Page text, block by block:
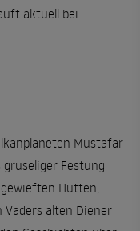
aktuell bei
Mustafar
Festung
Hutten,
alten Diener